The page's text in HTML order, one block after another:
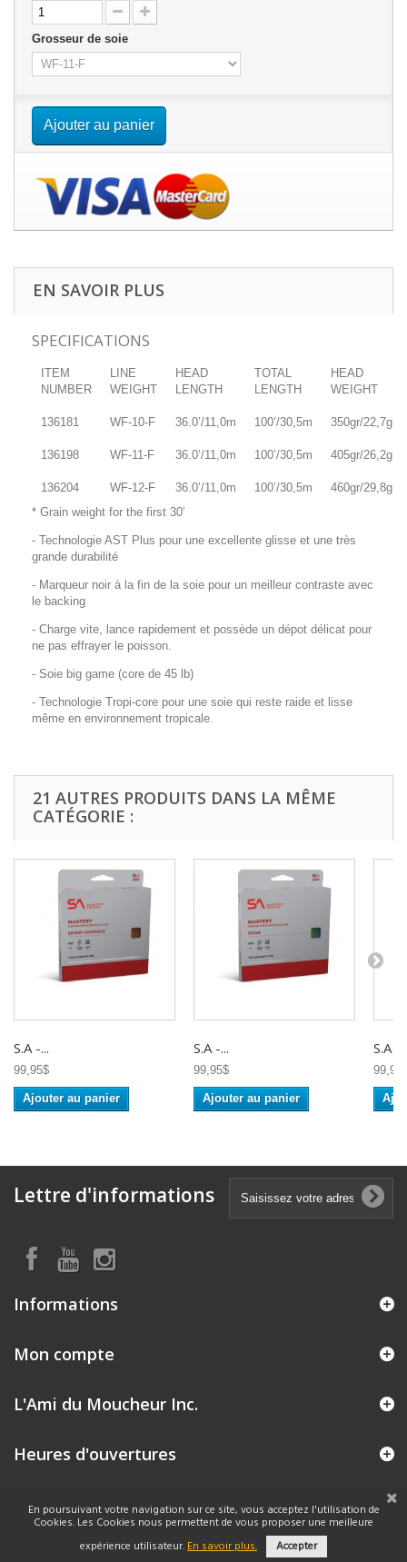
Grosseur de soie
Ajouter au panier
EN SAVOIR PLUS
SPECIFICATIONS
ITEM
NUMBER
LINE
WEIGHT
HEAD
LENGTH
TOTAL
LENGTH
HEAD
WEIGHT
136181 WF-10-F 36.0’/11,0m 100’/30,5m 350gr/22,7g
136198 WF-11-F 36.0’/11,0m 100’/30,5m 405gr/26,2g
136204 WF-12-F 36.0’/11,0m 100’/30,5m
460gr/29,8g
* Grain weight for the first 30′
- Technologie AST Plus pour une excellente glisse et une très
grande durabilité
- Marqueur noir à la fin de la soie pour un meilleur contraste avec
le backing
- Charge vite, lance rapidement et possède un dépot délicat pour
ne pas effrayer le poisson.
- Soie big game (core de 45 lb)
- Technologie Tropi-core pour une soie qui reste raide et lisse
même en environnement tropicale.
21 AUTRES PRODUITS DANS LA MÊME
CATÉGORIE :
S.A -...
99,95$
Ajouter au panier
S.A -...
99,95$
Ajouter au panier
S.A -
Lettre d'informations
Informations
Mon compte
L'Ami du Moucheur Inc.
Heures d'ouvertures
En poursuivant votre navigation sur ce site, vous acceptez l'utilisation de
Cookies. Les Cookies nous permettent de vous proposer une meilleure
expérience utilisateur.En savoir plus. Accepter